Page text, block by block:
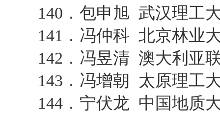
140．包申旭 武汉理工
141．冯仲科 北京林业
142．冯昱清 澳大利亚
143．冯增朝 太原理工
144．宁伏龙 中国地质